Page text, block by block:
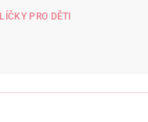
PRO DĚTI